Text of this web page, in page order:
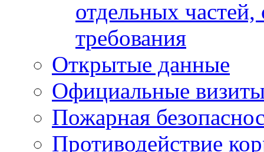
отдельных
требования
Открытые данные
Официальные
Пожарная
Противодействие